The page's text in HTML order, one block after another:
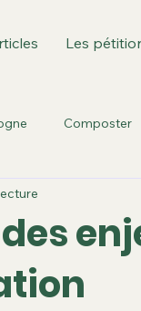
Les
Composter
Berges de Seine